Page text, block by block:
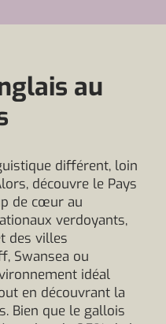
au
différent, loin
découvre le Pays
de cœur au
verdoyants,
des villes
Swansea ou
idéal
en découvrant la
Bien que le gallois